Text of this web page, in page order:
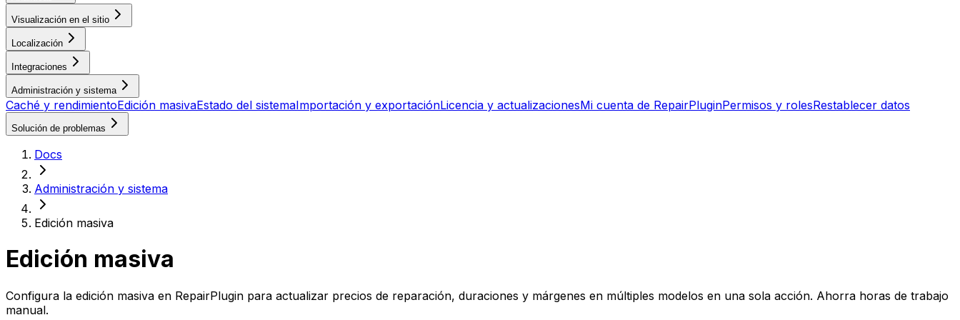
Visualización en el sitio
Localización
Integraciones
Administración y sistema
Caché y rendimientoEdición masivaEstado del sistemaImportación y exportaciónLicencia y actualizacionesMi cuenta de RepairPluginPermisos y rolesRestablecer datos
Solución de problemas
Docs
Administración y sistema
Edición masiva
Edición masiva
Configura la edición masiva en RepairPlugin para actualizar precios de reparación, duraciones y márgenes en múltiples modelos en una sola acción. Ahorra horas de trabajo
manual.